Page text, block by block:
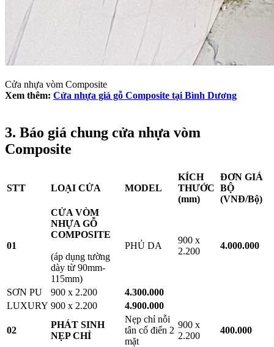
Cửa nhựa vòm Composite
Xem thêm: Cửa nhựa giả gỗ Composite tại Bình Dương
3. Báo giá chung cửa nhựa vòm
Composite​
STT LOẠI CỬA MODEL
KÍCH
THƯỚC
(mm)
ĐƠN GIÁ
BỘ
(VNĐ/Bộ)
01
CỬA VÒM
NHỰA GỖ
COMPOSITE
(áp dụng tường
dày từ 90mm-
115mm)
PHỦ DA
900 x
2.200
4.000.000
SƠN PU 900 x 2.200
4.300.000
LUXURY 900 x 2.200 4.900.000
02
PHÁT SINH
NẸP CHỈ
Nẹp chỉ nỗi
tân cổ điển 2
mặt
900 x
2.200
400.000